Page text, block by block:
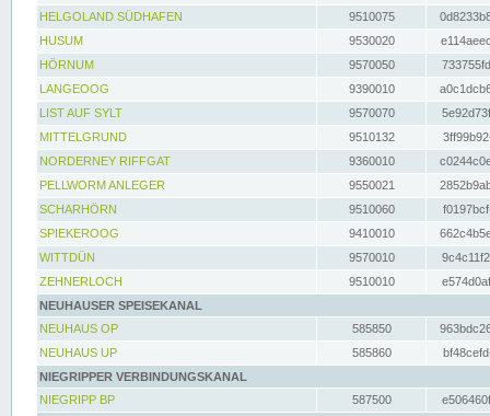
HELGOLAND SÜDHAFEN
9510075
HUSUM
9530020
HÖRNUM
9570050
LANGEOOG
9390010
LIST AUF SYLT
9570070
MITTELGRUND
9510132
NORDERNEY RIFFGAT
9360010
PELLWORM ANLEGER
9550021
SCHARHÖRN
9510060
SPIEKEROOG
9410010
WITTDÜN
9570010
ZEHNERLOCH
9510010
NEUHAUSER SPEISEKANAL
NEUHAUS OP
585850
NEUHAUS UP
585860
NIEGRIPPER VERBINDUNGSKANAL
NIEGRIPP BP
587500